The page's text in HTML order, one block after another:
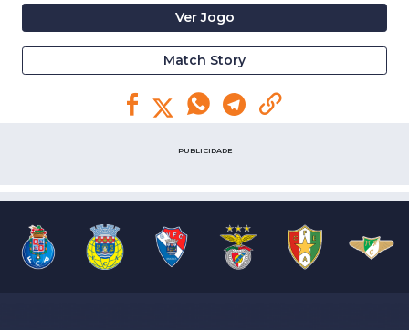
Ver Jogo
Match Story
PUBLICIDADE